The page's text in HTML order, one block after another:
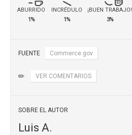
ABURRIDO
1%
INCRÉDULO
1%
¡BUEN TRABAJO!
3%
FUENTE Commerce.gov
✏️ VER COMENTARIOS
SOBRE EL AUTOR
Luis A.